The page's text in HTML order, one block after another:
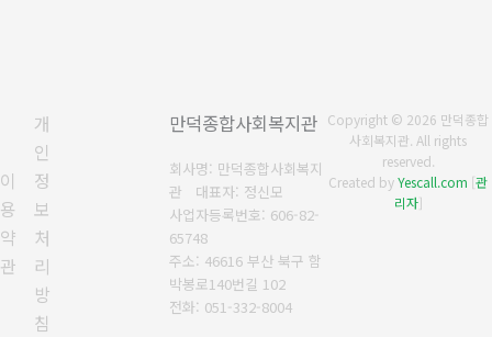
이
용
약
관
개
인
정
보
처
리
방
침
만덕종합사회복지관
회사명: 만덕종합사회복지
관 대표자: 정신모
사업자등록번호: 606-82-
65748
주소: 46616 부산 북구 함
박봉로140번길 102
전화: 051-332-8004
Copyright © 2026 만덕종합
사회복지관. All rights
reserved.
Created byYescall.com [관
리자]